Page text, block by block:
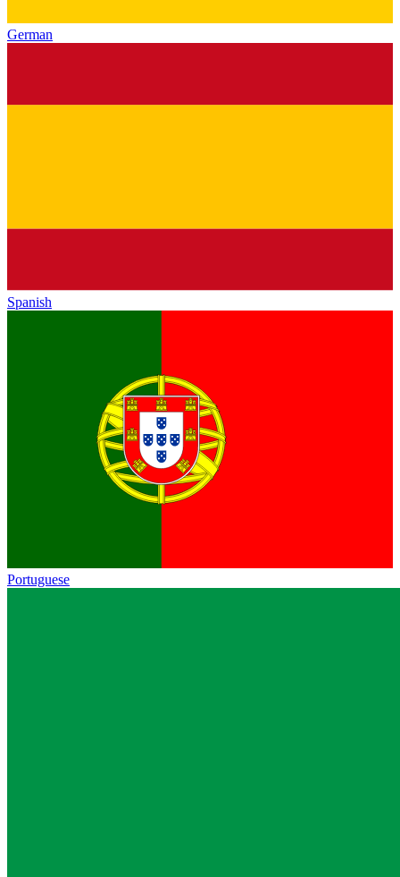
German
Spanish
Portuguese